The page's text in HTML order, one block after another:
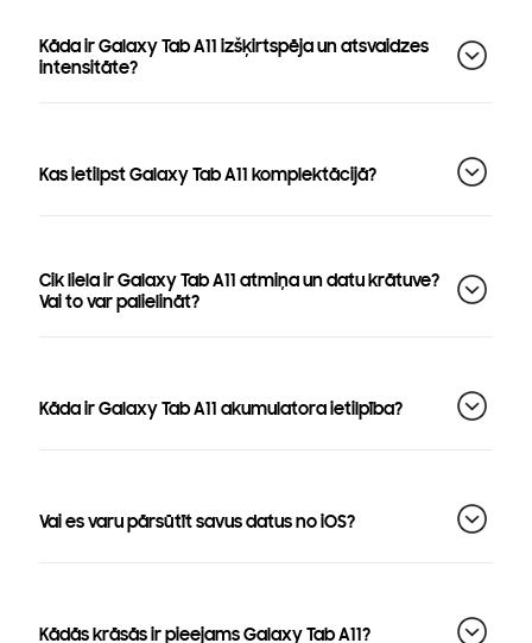
Kāda ir Galaxy Tab A11 izšķirtspēja un atsvaidzes
intensitāte?
Kas ietilpst Galaxy Tab A11 komplektācijā?
Cik liela ir Galaxy Tab A11 atmiņa un datu krātuve?
Vai to var palielināt?
Kāda ir Galaxy Tab A11 akumulatora ietilpība?
Vai es varu pārsūtīt savus datus no iOS?
Kādās krāsās ir pieejams Galaxy Tab A11?